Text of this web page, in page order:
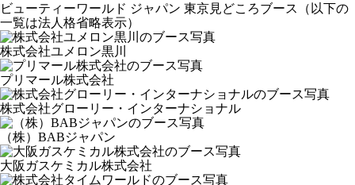
ビューティーワールド ジャパン 東京見どころブース
（以下の
一覧は法人格省略表示）
株式会社ユメロン黒川
プリマール株式会社
株式会社グローリー・インターナショナル
（株）BABジャパン
大阪ガスケミカル株式会社